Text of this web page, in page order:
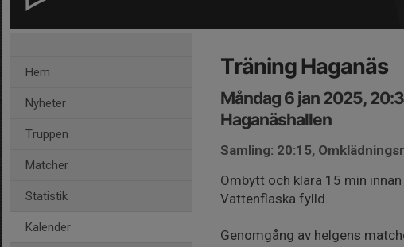
Hem
Nyheter
Truppen
Matcher
Statistik
Kalender
Träning Haganäs
Måndag 6 jan 2025,
Haganäshallen
Samling: 20:15,
Ombytt och klara 15 min
Vattenflaska fylld.
Genomgång av helgens